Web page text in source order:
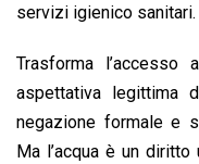
servizi igienico sanitari.
Trasforma l’accesso
aspettativa legittima
negazione formale e
Ma l’acqua è un